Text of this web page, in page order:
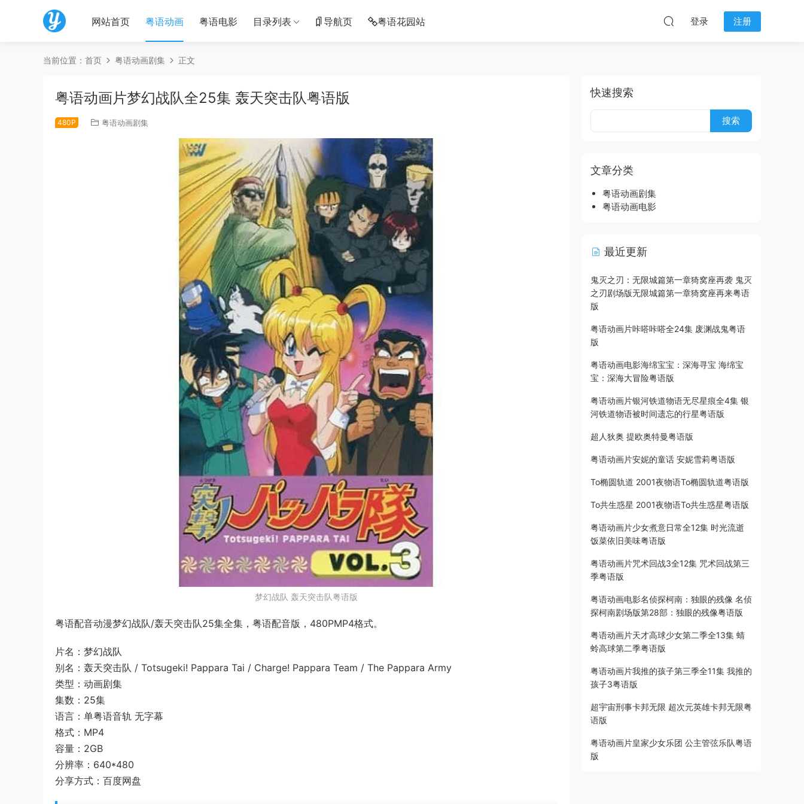
网站首页 粤语动画 粤语电影 目录列表 导航页 粤语花园站 登录 注册
当前位置： 首页 粤语动画剧集 正文
粤语动画片梦幻战队全25集 轰天突击队粤语版
480P 粤语动画剧集
梦幻战队 轰天突击队粤语版
粤语配音动漫梦幻战队/轰天突击队25集全集，粤语配音版，480PMP4格式。
片名：梦幻战队
别名：轰天突击队 / Totsugeki! Pappara Tai / Charge! Pappara Team / The Pappara Army
类型：动画剧集
集数：25集
语言：单粤语音轨 无字幕
格式：MP4
容量：2GB
分辨率：640*480
分享方式：百度网盘
快速搜索
文章分类
粤语动画剧集
粤语动画电影
最近更新
鬼灭之刃：无限城篇第一章猗窝座再袭 鬼灭
之刃剧场版无限城篇第一章猗窝座再来粤语
版
粤语动画片咔嗒咔嗒全24集 废渊战鬼粤语
版
粤语动画电影海绵宝宝：深海寻宝 海绵宝
宝：深海大冒险粤语版
粤语动画片银河铁道物语无尽星痕全4集 银
河铁道物语被时间遗忘的行星粤语版
超人狄奥 提欧奥特曼粤语版
粤语动画片安妮的童话 安妮雪莉粤语版
To椭圆轨道 2001夜物语To椭圆轨道粤语版
To共生惑星 2001夜物语To共生惑星粤语版
粤语动画片少女煮意日常全12集 时光流逝
饭菜依旧美味粤语版
粤语动画片咒术回战3全12集 咒术回战第三
季粤语版
粤语动画电影名侦探柯南：独眼的残像 名侦
探柯南剧场版第28部：独眼的残像粤语版
粤语动画片天才高球少女第二季全13集 蜻
蛉高球第二季粤语版
粤语动画片我推的孩子第三季全11集 我推的
孩子3粤语版
超宇宙刑事卡邦无限 超次元英雄卡邦无限粤
语版
粤语动画片皇家少女乐团 公主管弦乐队粤语
版